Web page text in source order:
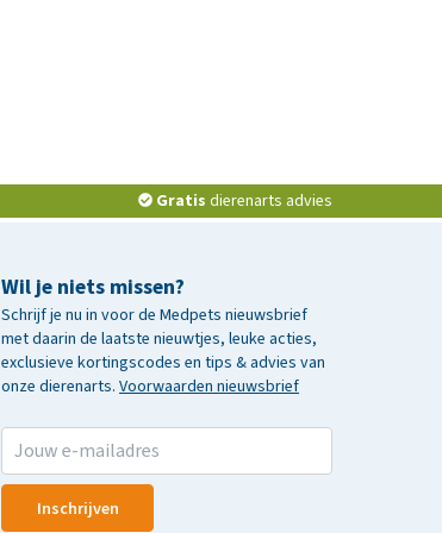
Gratis dierenarts advies
Wil je niets missen?
Schrijf je nu in voor de Medpets nieuwsbrief
met daarin de laatste nieuwtjes, leuke acties,
exclusieve kortingscodes en tips & advies van
onze dierenarts. Voorwaarden nieuwsbrief
Inschrijven